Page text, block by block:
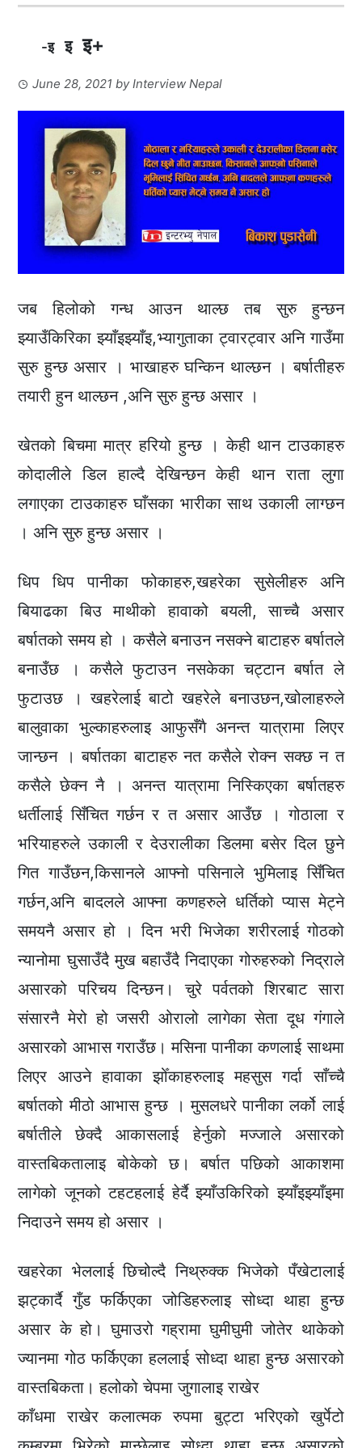
-इ इ इ+
June 28, 2021 byInterview Nepal
जब हिलोको गन्ध आउन थाल्छ तब सुरु हुन्छन
झ्याउँकिरिका झ्याँइझ्याँइ,भ्यागुताका ट्वारट्वार अनि गाउँमा
सुरु हुन्छ असार । भाखाहरु घन्किन थाल्छन । बर्षातीहरु
तयारी हुन थाल्छन ,अनि सुरु हुन्छ असार ।
खेतको बिचमा मात्र हरियो हुन्छ । केही थान टाउकाहरु
कोदालीले डिल हाल्दै देखिन्छन केही थान राता लुगा
लगाएका टाउकाहरु घाँसका भारीका साथ उकाली लाग्छन
। अनि सुरु हुन्छ असार ।
धिप धिप पानीका फोकाहरु,खहरेका सुसेलीहरु अनि
बियाढका बिउ माथीको हावाको बयली, साच्चै असार
बर्षातको समय हो । कसैले बनाउन नसक्ने बाटाहरु बर्षातले
बनाउँछ । कसैले फुटाउन नसकेका चट्टान बर्षात ले
फुटाउछ । खहरेलाई बाटो खहरेले बनाउछन,खोलाहरुले
बालुवाका भुल्काहरुलाइ आफुसँगै अनन्त यात्रामा लिएर
जान्छन । बर्षातका बाटाहरु नत कसैले रोक्न सक्छ न त
कसैले छेक्न नै । अनन्त यात्रामा निस्किएका बर्षातहरु
धर्तीलाई सिँचित गर्छन र त असार आउँछ । गोठाला र
भरियाहरुले उकाली र देउरालीका डिलमा बसेर दिल छुने
गित गाउँछन,किसानले आफ्नो पसिनाले भुमिलाइ सिँचित
गर्छन,अनि बादलले आफ्ना कणहरुले धर्तिको प्यास मेट्ने
समयनै असार हो । दिन भरी भिजेका शरीरलाई गोठको
न्यानोमा घुसाउँदै मुख बहाउँदै निदाएका गोरुहरुको निद्राले
असारको परिचय दिन्छन। चुरे पर्वतको शिरबाट सारा
संसारनै मेरो हो जसरी ओरालो लागेका सेता दूध गंगाले
असारको आभास गराउँछ। मसिना पानीका कणलाई साथमा
लिएर आउने हावाका झोँकाहरुलाइ महसुस गर्दा साँच्चै
बर्षातको मीठो आभास हुन्छ । मुसलधरे पानीका लर्को लाई
बर्षातीले छेक्दै आकासलाई हेर्नुको मज्जाले असारको
वास्तबिकतालाइ बोकेको छ। बर्षात पछिको आकाशमा
लागेको जूनको टहटहलाई हेर्दै झ्याँउकिरिको झ्याँइझ्याँइमा
निदाउने समय हो असार ।
खहरेका भेललाई छिचोल्दै निथ्रुक्क भिजेको पँखेटालाई
झट्कार्दै गुँड फर्किएका जोडिहरुलाइ सोध्दा थाहा हुन्छ
असार के हो। घुमाउरो गह्रामा घुमीघुमी जोतेर थाकेको
ज्यानमा गोठ फर्किएका हललाई सोध्दा थाहा हुन्छ असारको
वास्तबिकता। हलोको चेपमा जुगालाइ राखेर
काँधमा राखेर कलात्मक रुपमा बुट्टा भरिएको खुर्पेटो